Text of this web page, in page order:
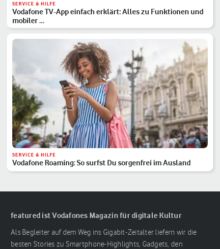
SERVICE & HILFE
Vodafone TV-App einfach erklärt: Alles zu Funktionen und
mobiler …
SERVICE & HILFE
Vodafone Roaming: So surfst Du sorgenfrei im Ausland
featured ist Vodafones Magazin für digitale Kultur
Als Begleiter auf dem Weg ins Gigabit-Zeitalter liefern wir die
besten Stories zu Smartphone-Highlights, Gadgets, den